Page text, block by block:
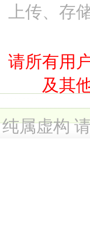
上传、存
请所有用
及其
纯属虚构